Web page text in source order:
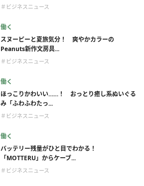
＃ビジネスニュース
働く
スヌーピーと夏旅気分！ 爽やかカラーの
Peanuts新作文房具...
＃ビジネスニュース
働く
ほっこりかわいい……！ おっとり癒し系ぬいぐる
み「ふわふわたっ...
＃ビジネスニュース
働く
バッテリー残量がひと目でわかる！
「MOTTERU」からケーブ...
＃ビジネスニュース